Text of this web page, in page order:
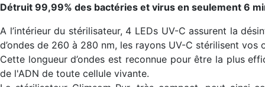
Détruit 99,99% des bactéries et virus en seulement 6
A l’intérieur du stérilisateur, 4 LEDs UV-C assurent la
d’ondes de 260 à 280 nm, les rayons UV-C stérilisent vos
Cette longueur d’ondes est reconnue pour être la plus
de l'ADN de toute cellule vivante.